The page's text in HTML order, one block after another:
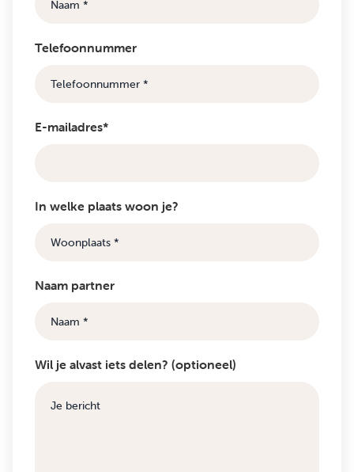
Telefoonnummer
E-mailadres*
In welke plaats woon je?
Naam partner
Wil je alvast iets delen? (optioneel)